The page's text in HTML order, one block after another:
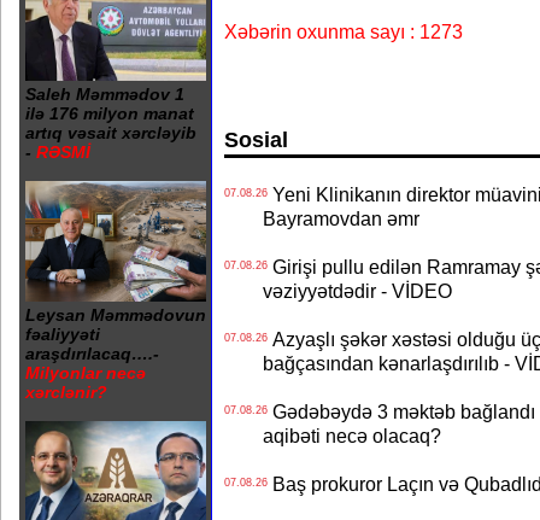
Saleh Məmmədov 1
ilə 176 milyon manat
artıq vəsait xərcləyib
- RƏSMİ
Leysan Məmmədovun
fəaliyyəti
araşdırılacaq….-
Milyonlar necə
xərclənir?
Xəbərin oxunma sayı : 1273
Sosial
07.08.26Yeni Klinikanın direktor müavini
Bayramovdan əmr
07.08.26Girişi pullu edilən Ramramay
vəziyyətdədir - VİDEO
07.08.26Azyaşlı şəkər xəstəsi olduğu
bağçasından kənarlaşdırılıb -
07.08.26Gədəbəydə 3 məktəb
aqibəti necə olacaq?
07.08.26Baş prokuror Laçın və